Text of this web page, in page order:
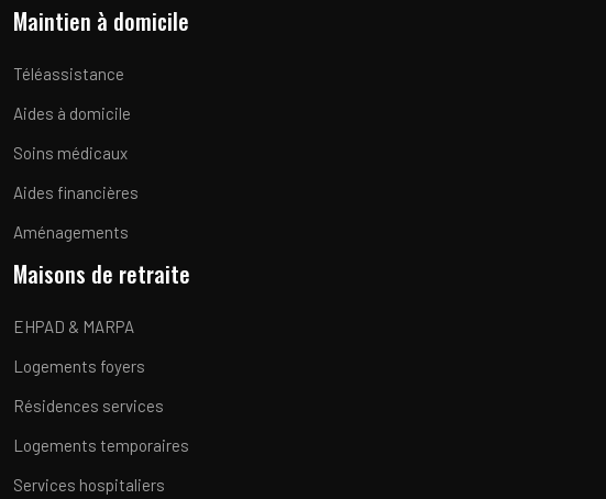
Maintien à domicile
Téléassistance
Aides à domicile
Soins médicaux
Aides financières
Aménagements
Maisons de retraite
EHPAD & MARPA
Logements foyers
Résidences services
Logements temporaires
Services hospitaliers